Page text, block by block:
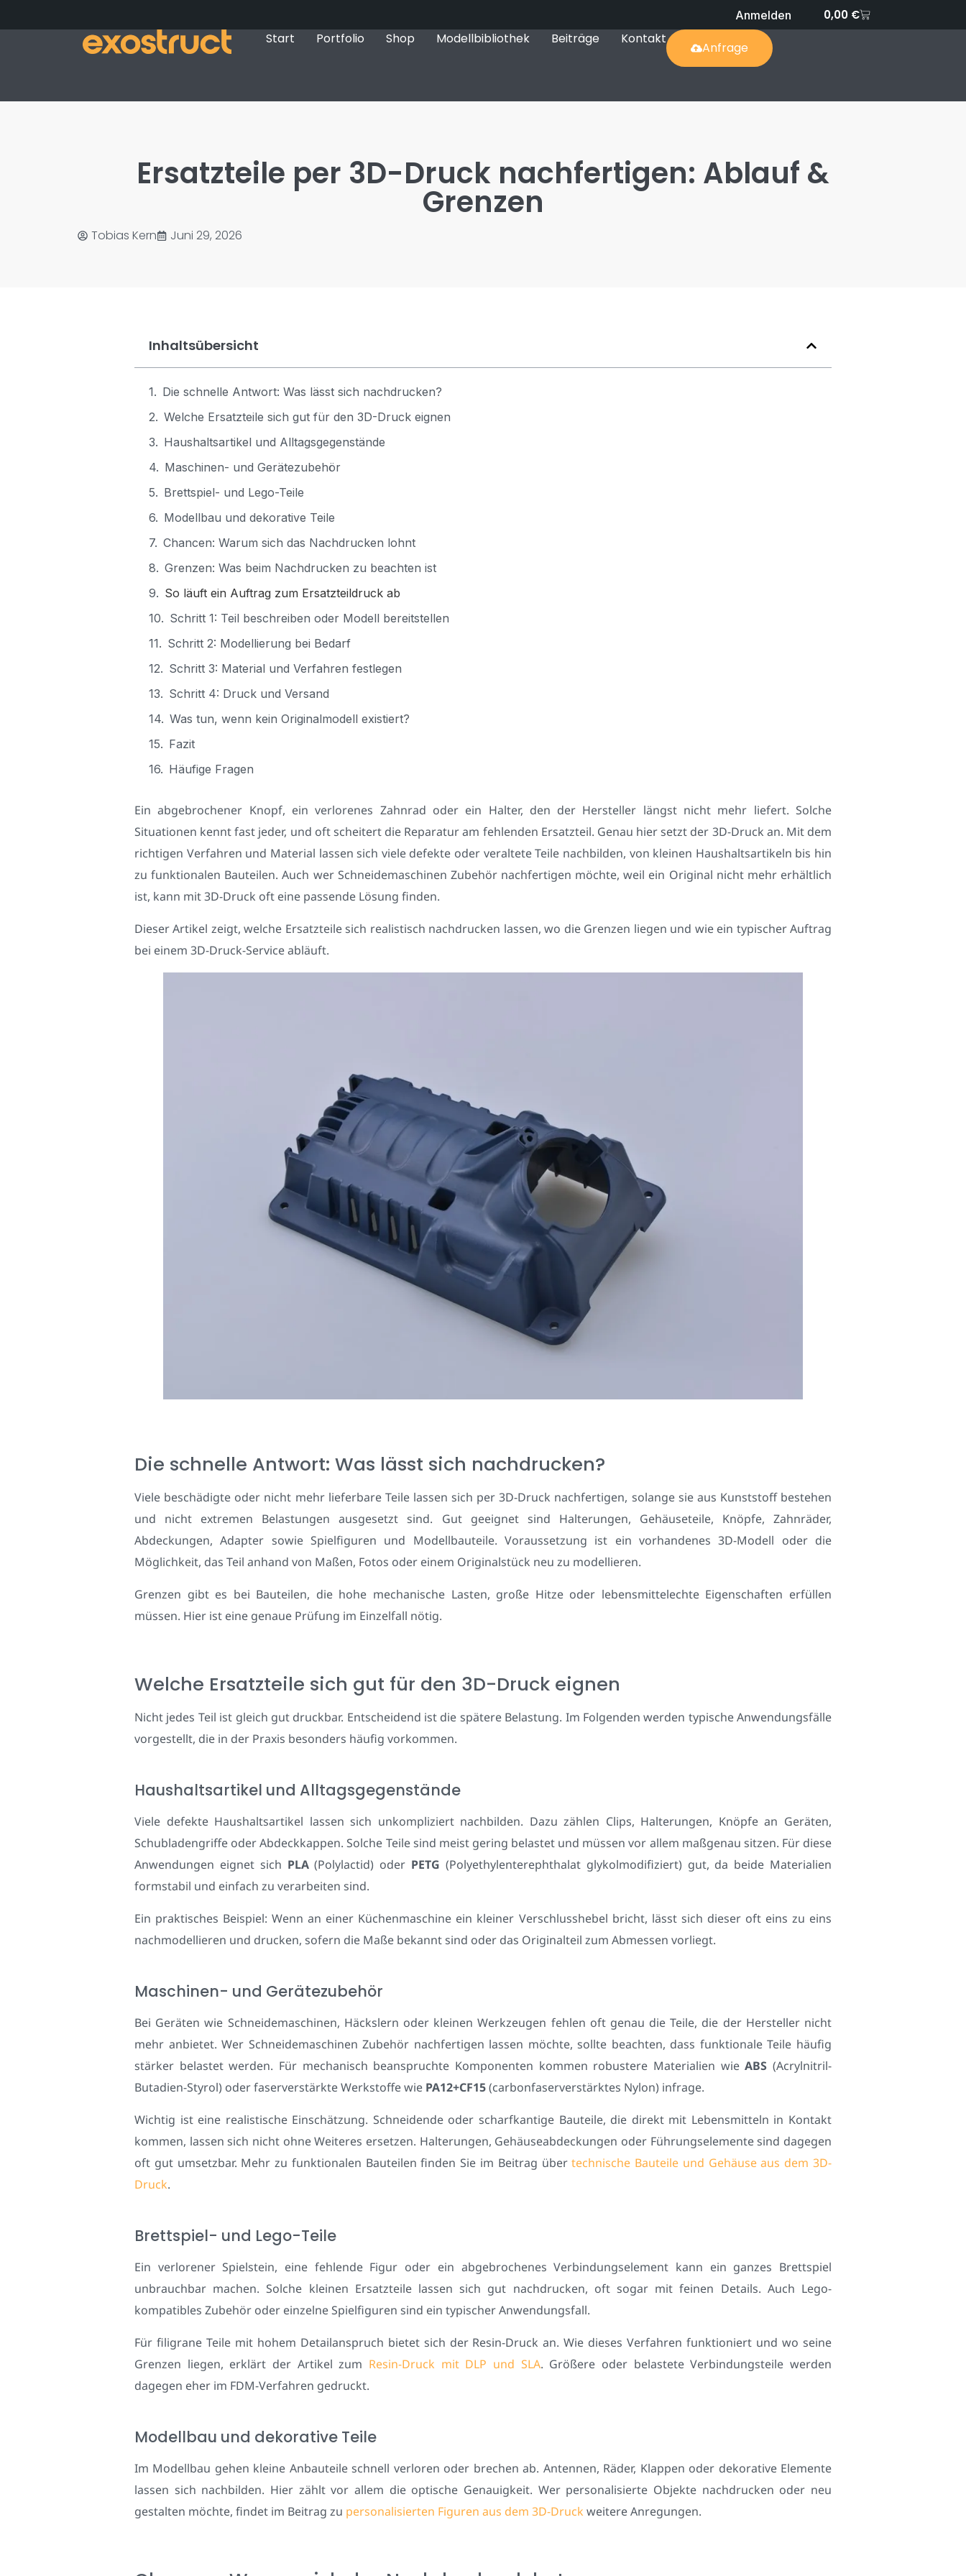
0,00 €
Anmelden
Start Portfolio Shop Modellbibliothek Beiträge Kontakt
Anfrage
Ersatzteile per 3D-Druck nachfertigen: Ablauf &
Grenzen
Tobias Kern Juni 29, 2026
Inhaltsübersicht
Die schnelle Antwort: Was lässt sich nachdrucken?
Welche Ersatzteile sich gut für den 3D-Druck eignen
Haushaltsartikel und Alltagsgegenstände
Maschinen- und Gerätezubehör
Brettspiel- und Lego-Teile
Modellbau und dekorative Teile
Chancen: Warum sich das Nachdrucken lohnt
Grenzen: Was beim Nachdrucken zu beachten ist
So läuft ein Auftrag zum Ersatzteildruck ab
Schritt 1: Teil beschreiben oder Modell bereitstellen
Schritt 2: Modellierung bei Bedarf
Schritt 3: Material und Verfahren festlegen
Schritt 4: Druck und Versand
Was tun, wenn kein Originalmodell existiert?
Fazit
Häufige Fragen
Ein abgebrochener Knopf, ein verlorenes Zahnrad oder ein Halter, den der Hersteller längst nicht mehr liefert. Solche
Situationen kennt fast jeder, und oft scheitert die Reparatur am fehlenden Ersatzteil. Genau hier setzt der 3D-Druck an. Mit dem
richtigen Verfahren und Material lassen sich viele defekte oder veraltete Teile nachbilden, von kleinen Haushaltsartikeln bis hin
zu funktionalen Bauteilen. Auch wer Schneidemaschinen Zubehör nachfertigen möchte, weil ein Original nicht mehr erhältlich
ist, kann mit 3D-Druck oft eine passende Lösung finden.
Dieser Artikel zeigt, welche Ersatzteile sich realistisch nachdrucken lassen, wo die Grenzen liegen und wie ein typischer Auftrag
bei einem 3D-Druck-Service abläuft.
Die schnelle Antwort: Was lässt sich nachdrucken?
Viele beschädigte oder nicht mehr lieferbare Teile lassen sich per 3D-Druck nachfertigen, solange sie aus Kunststoff bestehen
und nicht extremen Belastungen ausgesetzt sind. Gut geeignet sind Halterungen, Gehäuseteile, Knöpfe, Zahnräder,
Abdeckungen, Adapter sowie Spielfiguren und Modellbauteile. Voraussetzung ist ein vorhandenes 3D-Modell oder die
Möglichkeit, das Teil anhand von Maßen, Fotos oder einem Originalstück neu zu modellieren.
Grenzen gibt es bei Bauteilen, die hohe mechanische Lasten, große Hitze oder lebensmittelechte Eigenschaften erfüllen
müssen. Hier ist eine genaue Prüfung im Einzelfall nötig.
Welche Ersatzteile sich gut für den 3D-Druck eignen
Nicht jedes Teil ist gleich gut druckbar. Entscheidend ist die spätere Belastung. Im Folgenden werden typische Anwendungsfälle
vorgestellt, die in der Praxis besonders häufig vorkommen.
Haushaltsartikel und Alltagsgegenstände
Viele defekte Haushaltsartikel lassen sich unkompliziert nachbilden. Dazu zählen Clips, Halterungen, Knöpfe an Geräten,
Schubladengriffe oder Abdeckkappen. Solche Teile sind meist gering belastet und müssen vor allem maßgenau sitzen. Für diese
Anwendungen eignet sich PLA(Polylactid) oder PETG (Polyethylenterephthalat glykolmodifiziert) gut, da beide Materialien
formstabil und einfach zu verarbeiten sind.
Ein praktisches Beispiel: Wenn an einer Küchenmaschine ein kleiner Verschlusshebel bricht, lässt sich dieser oft eins zu eins
nachmodellieren und drucken, sofern die Maße bekannt sind oder das Originalteil zum Abmessen vorliegt.
Maschinen- und Gerätezubehör
Bei Geräten wie Schneidemaschinen, Häckslern oder kleinen Werkzeugen fehlen oft genau die Teile, die der Hersteller nicht
mehr anbietet. Wer Schneidemaschinen Zubehör nachfertigen lassen möchte, sollte beachten, dass funktionale Teile häufig
stärker belastet werden. Für mechanisch beanspruchte Komponenten kommen robustere Materialien wieABS (Acrylnitril-
Butadien-Styrol) oder faserverstärkte Werkstoffe wie PA12+CF15(carbonfaserverstärktes Nylon) infrage.
Wichtig ist eine realistische Einschätzung. Schneidende oder scharfkantige Bauteile, die direkt mit Lebensmitteln in Kontakt
kommen, lassen sich nicht ohne Weiteres ersetzen. Halterungen, Gehäuseabdeckungen oder Führungselemente sind dagegen
oft gut umsetzbar. Mehr zu funktionalen Bauteilen finden Sie im Beitrag übertechnische Bauteile und Gehäuse aus dem 3D-
Druck.
Brettspiel- und Lego-Teile
Ein verlorener Spielstein, eine fehlende Figur oder ein abgebrochenes Verbindungselement kann ein ganzes Brettspiel
unbrauchbar machen. Solche kleinen Ersatzteile lassen sich gut nachdrucken, oft sogar mit feinen Details. Auch Lego-
kompatibles Zubehör oder einzelne Spielfiguren sind ein typischer Anwendungsfall.
Für filigrane Teile mit hohem Detailanspruch bietet sich der Resin-Druck an. Wie dieses Verfahren funktioniert und wo seine
Grenzen liegen, erklärt der Artikel zum Resin-Druck mit DLP und SLA. Größere oder belastete Verbindungsteile werden
dagegen eher im FDM-Verfahren gedruckt.
Modellbau und dekorative Teile
Im Modellbau gehen kleine Anbauteile schnell verloren oder brechen ab. Antennen, Räder, Klappen oder dekorative Elemente
lassen sich nachbilden. Hier zählt vor allem die optische Genauigkeit. Wer personalisierte Objekte nachdrucken oder neu
gestalten möchte, findet im Beitrag zu personalisierten Figuren aus dem 3D-Druck weitere Anregungen.